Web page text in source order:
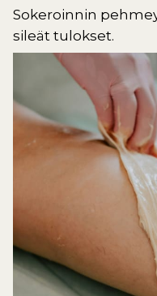
Sokeroinnin
sileät tulokset.